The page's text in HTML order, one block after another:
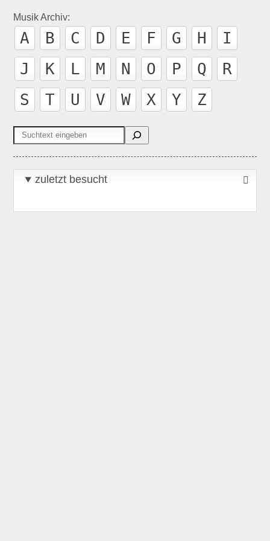
Musik Archiv:
A B C D E F G H
I
J
K L M N O P Q
R
S
T U V W X Y Z
Suchen
zuletzt besucht